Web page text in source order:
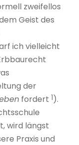
zweifellos
Geist des
ich vielleicht
der
fordert 1).
wird längst
Praxis und